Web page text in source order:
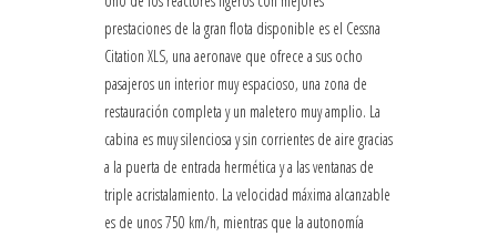
prestaciones de la gran flota disponible es el Cessna
Citation XLS, una aeronave que ofrece a sus ocho
pasajeros un interior muy espacioso, una zona de
restauración completa y un maletero muy amplio. La
cabina es muy silenciosa y sin corrientes de aire gracias
a la puerta de entrada hermética y a las ventanas de
triple acristalamiento. La velocidad máxima alcanzable
es de unos 750 km/h, mientras que la autonomía